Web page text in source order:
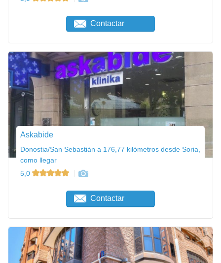
Contactar
Askabide
Donostia/San Sebastián a 176,77 kilómetros desde Soria,
como llegar
5,0
Contactar